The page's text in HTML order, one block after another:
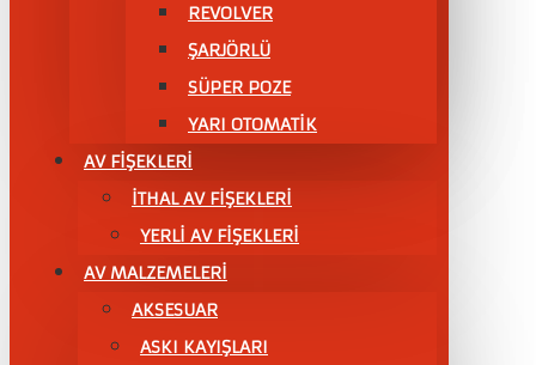
REVOLVER
ŞARJÖRLÜ
SÜPER POZE
YARI OTOMATİK
AV FİŞEKLERİ
İTHAL AV FİŞEKLERİ
YERLİ AV FİŞEKLERİ
AV MALZEMELERİ
AKSESUAR
ASKI KAYIŞLARI